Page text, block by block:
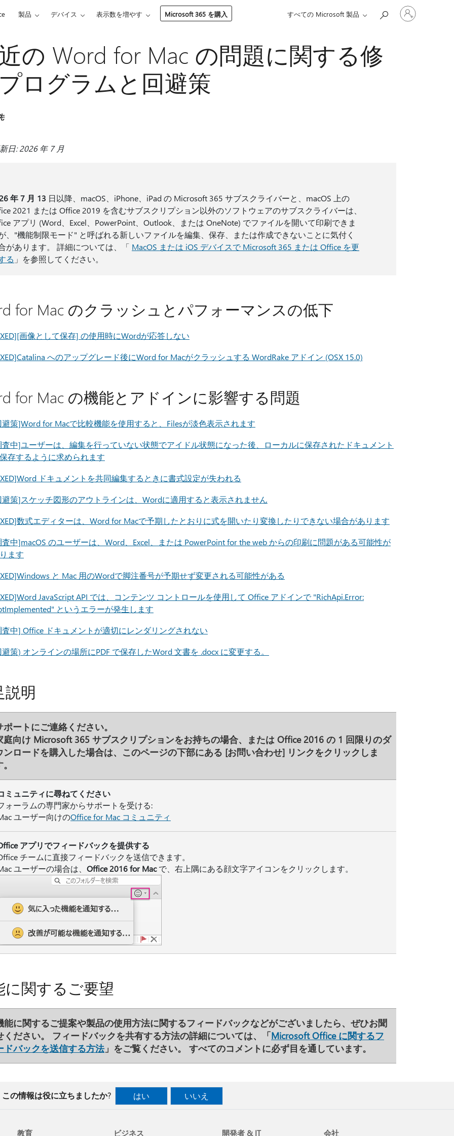
製品 デバイス 表示数を増やす Microsoft 365 を購入 すべての Microsoft 製品
カ
の Word for Mac の問題に関する修
ログラムと回避策
日: 2026 年 7 月
年 7 月 13 日以降、macOS、iPhone、iPad の Microsoft 365 サブスクライバーと、macOS 上の
2021 または Office 2019 を含むサブスクリプション以外のソフトウェアのサブスクライバーは、
アプリ (Word、Excel、PowerPoint、Outlook、または OneNote) でファイルを開いて印刷できま
、"機能制限モード" と呼ばれる新しいファイルを編集、保存、または作成できないことに気付く
があります。 詳細については、「 MacOS または iOS デバイスで Microsoft 365 または Office を更
る 」を参照してください。
for Mac のクラッシュとパフォーマンスの低下
画像として保存] の使用時にWordが応答しない
へのアップグレード後にWord for Macがクラッシュする WordRake アドイン (OSX 15.0)
for Mac の機能とアドインに影響する問題
策]Word for Macで比較機能を使用すると、Filesが淡色表示されます
中]ユーザーは、編集を行っていない状態でアイドル状態になった後、ローカルに保存されたドキュメント
存するように求められます
ドキュメントを共同編集するときに書式設定が失われる
策]スケッチ図形のアウトラインは、Wordに適用すると表示されません
数式エディターは、Word for Macで予期したとおりに式を開いたり変換したりできない場合があります
中]macOS のユーザーは、Word、Excel、または PowerPoint for the web からの印刷に問題がある可能性が
ます
と Mac 用のWordで脚注番号が予期せず変更される可能性がある
JavaScript API では、コンテンツ コントロールを使用して Office アドインで "RichApi.Error:
というエラーが発生します
中] Office ドキュメントが適切にレンダリングされない
策) オンラインの場所にPDF で保存したWord 文書を .docx に変更する。
説明
ポートにご連絡ください。
庭向け Microsoft 365 サブスクリプションをお持ちの場合、または Office 2016 の 1 回限りのダ
ンロードを購入した場合は、このページの下部にある [お問い合わせ] リンクをクリックしま
ミュニティに尋ねてください
ォーラムの専門家からサポートを受ける:
ユーザー向けのOffice for Mac コミュニティ
アプリでフィードバックを提供する
チームに直接フィードバックを送信できます。
ユーザーの場合は、 Office 2016 for Macで、右上隅にある顔文字アイコンをクリックします。
に関するご要望
能に関するご提案や製品の使用方法に関するフィードバックなどがございましたら、ぜひお聞
ください。 フィードバックを共有する方法の詳細については、「Microsoft Office に関するフ
ドバックを送信する方法」をご覧ください。 すべてのコメントに必ず目を通しています。
この情報は役に立ちましたか? はい いいえ
教育 ビジネス 開発者 & IT 会社